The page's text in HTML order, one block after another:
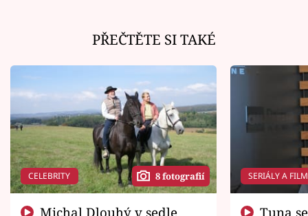
PŘEČTĚTE SI TAKÉ
CELEBRITY 8 fotografií SERIÁLY A